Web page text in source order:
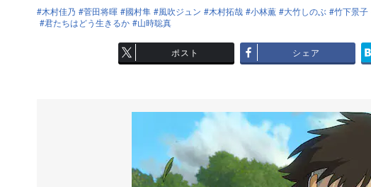
木村佳乃
菅田将暉 國村隼 風吹ジュン 木村拓哉 小林薫 大竹しのぶ 竹下景子
君たちはどう生きるか
山時聡真
ポスト シェア